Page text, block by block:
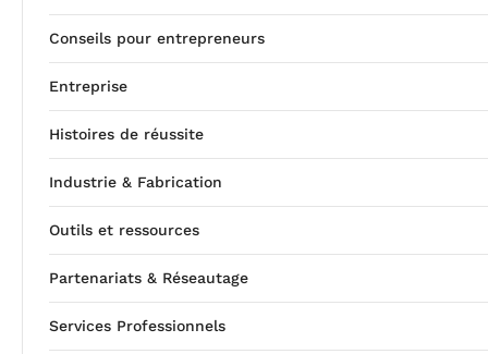
Conseils pour entrepreneurs
Entreprise
Histoires de réussite
Industrie & Fabrication
Outils et ressources
Partenariats & Réseautage
Services Professionnels